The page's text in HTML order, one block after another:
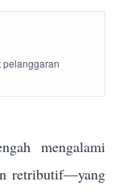
pelanggaran
mengalami
retributif—yang